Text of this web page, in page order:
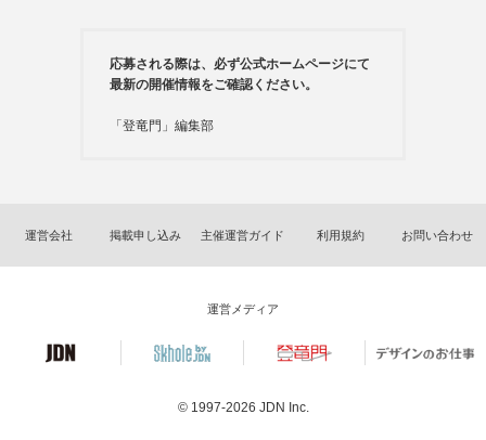
応募される際は、必ず公式ホームページにて
最新の開催情報をご確認ください。
「登竜門」編集部
運営会社 掲載申し込み 主催運営ガイド 利用規約 お問い合わせ
運営メディア
© 1997-2026 JDN Inc.